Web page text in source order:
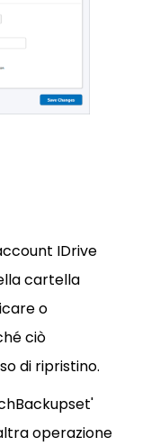
IDrive
cartella
o
ciò
di ripristino.
operazione